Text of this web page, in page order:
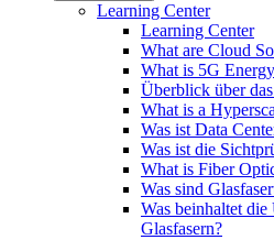
Learning Center
Learning Center
What are Cloud
What is 5G
Überblick über
What is a
Was ist Data
Was ist die
What is Fiber
Was sind
Was beinhaltet
Glasfasern?